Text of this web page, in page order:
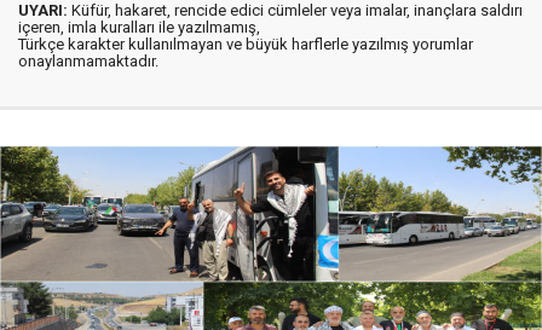
UYARI: Küfür, hakaret, rencide edici cümleler veya imalar, inançlara saldırı
içeren, imla kuralları ile yazılmamış,
Türkçe karakter kullanılmayan ve büyük harflerle yazılmış yorumlar
onaylanmamaktadır.